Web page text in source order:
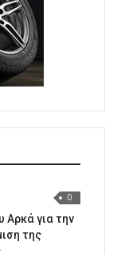
0
Αρκά για την
της